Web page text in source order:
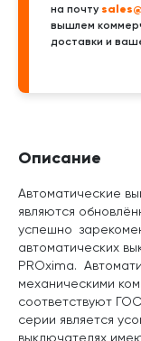
на почту
вышлем
доставки и
Описание
Автоматические
являются
успешно
автоматических
PROxima.
механическими
соответствуют
серии является
выключателях